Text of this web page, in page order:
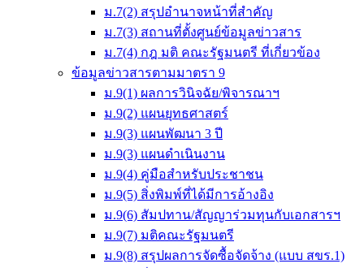
ม.7(2) สรุปอำนาจหน้าที่สำคัญ
ม.7(3) สถานที่ตั้งศูนย์ข้อมูลข่าวสาร
ม.7(4) กฎ มติ คณะรัฐมนตรี ที่เกี่ยวข้อง
ข้อมูลข่าวสารตามมาตรา 9
ม.9(1) ผลการวินิจฉัย/พิจารณาฯ
ม.9(2) แผนยุทธศาสตร์
ม.9(3) แผนพัฒนา 3 ปี
ม.9(3) แผนดำเนินงาน
ม.9(4) คู่มือสำหรับประชาชน
ม.9(5) สิ่งพิมพ์ที่ได้มีการอ้างอิง
ม.9(6) สัมปทาน/สัญญาร่วมทุนกับเอกสารฯ
ม.9(7) มติคณะรัฐมนตรี
ม.9(8) สรุปผลการจัดซื้อจัดจ้าง (แบบ สขร.1)